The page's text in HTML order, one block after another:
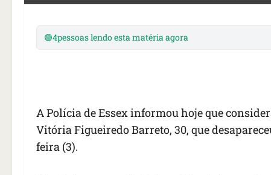
🟢4pessoas lendo esta matéria agora
A Polícia de Essex informou hoje que
Vitória Figueiredo Barreto, 30, que
feira (3).